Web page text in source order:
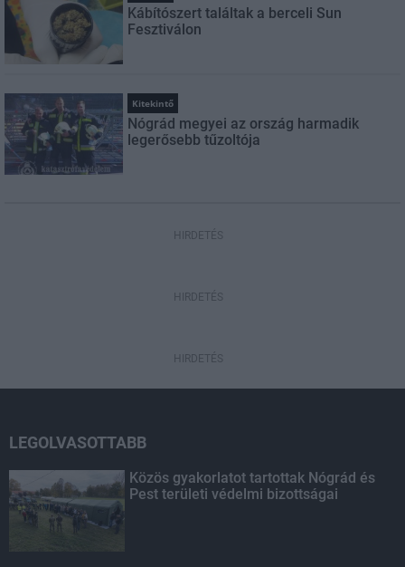
Kábítószert találtak a berceli Sun
Fesztiválon
Kitekintő
Nógrád megyei az ország harmadik
legerősebb tűzoltója
HIRDETÉS
HIRDETÉS
HIRDETÉS
LEGOLVASOTTABB
Közös gyakorlatot tartottak Nógrád és
Pest területi védelmi bizottságai